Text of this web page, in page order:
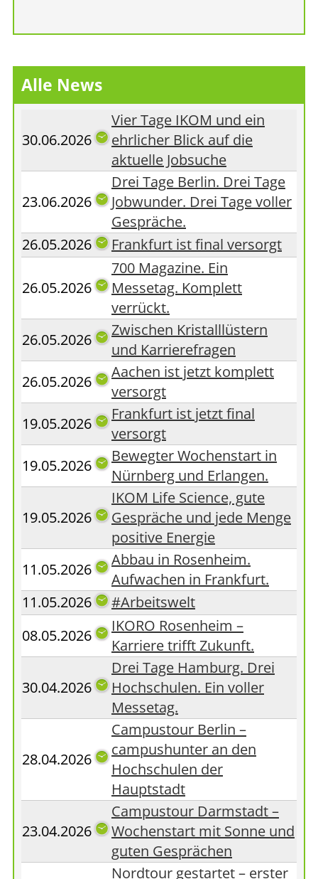
Alle News
30.06.2026
Vier Tage IKOM und ein
ehrlicher Blick auf die
aktuelle Jobsuche
23.06.2026
Drei Tage Berlin. Drei Tage
Jobwunder. Drei Tage voller
Gespräche.
26.05.2026
Frankfurt ist final versorgt
26.05.2026
700 Magazine. Ein
Messetag. Komplett
verrückt.
26.05.2026
Zwischen Kristalllüstern
und Karrierefragen
26.05.2026
Aachen ist jetzt komplett
versorgt
19.05.2026
Frankfurt ist jetzt final
versorgt
19.05.2026
Bewegter Wochenstart in
Nürnberg und Erlangen.
19.05.2026
IKOM Life Science, gute
Gespräche und jede Menge
positive Energie
11.05.2026
Abbau in Rosenheim.
Aufwachen in Frankfurt.
11.05.2026
#Arbeitswelt
08.05.2026
IKORO Rosenheim –
Karriere trifft Zukunft.
30.04.2026
Drei Tage Hamburg. Drei
Hochschulen. Ein voller
Messetag.
28.04.2026
Campustour Berlin –
campushunter an den
Hochschulen der
Hauptstadt
23.04.2026
Campustour Darmstadt –
Wochenstart mit Sonne und
guten Gesprächen
Nordtour gestartet – erster